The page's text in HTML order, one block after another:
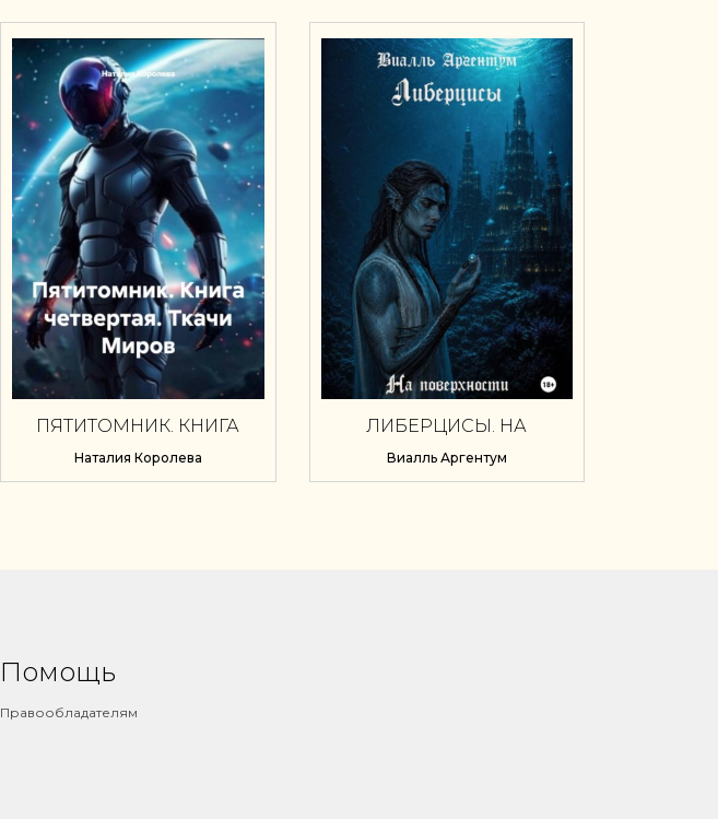
ПЯТИТОМНИК. КНИГА
Наталия Королева
ЛИБЕРЦИСЫ. НА
Виалль Аргентум
Помощь
Правообладателям